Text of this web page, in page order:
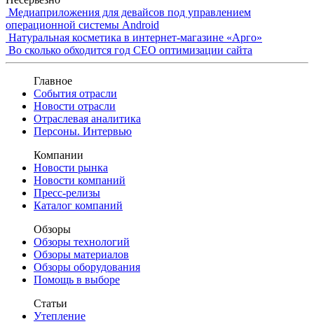
Медиаприложения для девайсов под управлением
операционной системы Android
Натуральная косметика в интернет-магазине «Арго»
Во сколько обходится год СЕО оптимизации сайта
Главное
События отрасли
Новости отрасли
Отраслевая аналитика
Персоны. Интервью
Компании
Новости рынка
Новости компаний
Пресс-релизы
Каталог компаний
Обзоры
Обзоры технологий
Обзоры материалов
Обзоры оборудования
Помощь в выборе
Статьи
Утепление